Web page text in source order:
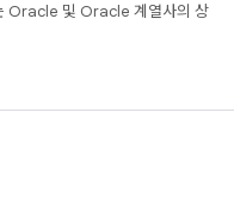
Oracle 및 Oracle 계열사의 상